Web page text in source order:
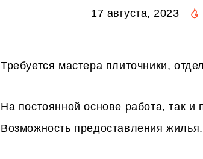
17 августа, 2023
Требуется мастера плиточники,
На постоянной основе работа, так и
Возможность предоставления жилья.